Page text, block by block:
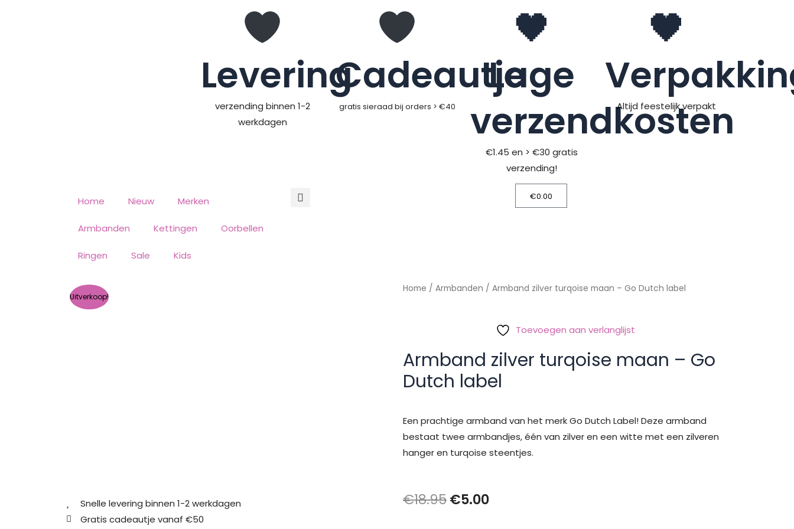
Levering
verzending binnen 1-2
werkdagen
Cadeautje
gratis sieraad bij orders > €40
🖤
Lage
verzendkosten
€1.45 en > €30 gratis
verzending!
🖤
Altijd feestelijk verpakt
Home Nieuw Merken
Armbanden Kettingen Oorbellen
Ringen Sale Kids
€0.00Winkelwagen
Uitverkoop!
Snelle levering binnen 1-2 werkdagen
Gratis cadeautje vanaf €50
Home / Armbanden / Armband zilver turqoise maan – Go Dutch label
Toevoegen aan verlanglijst
Armband zilver turqoise maan – Go
Dutch label
Een prachtige armband van het merk Go Dutch Label! Deze armband
bestaat twee armbandjes, één van zilver en een witte met een zilveren
hanger en turqoise steentjes.
€18.95Oorspronkelijke
€5.00Huidige